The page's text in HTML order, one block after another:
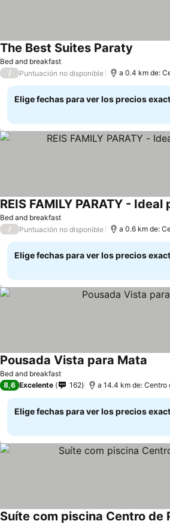
Bed and breakfast
The Best Suites Paraty
/ Puntuación no disponible a 0.4 km de:
Elige fechas para ver los precios
Bed and breakfast
REIS FAMILY PARATY -
/ Puntuación no disponible a 0.6 km de:
Elige fechas para ver los precios
Bed and breakfast
Pousada Vista para Mata
8,6 Excelente 162 a 14.4 km de: Centro
Elige fechas para ver los precios
Suíte com piscina Centro de